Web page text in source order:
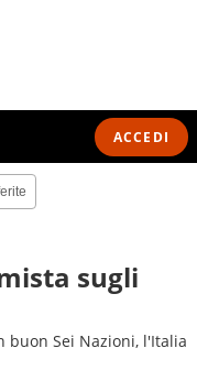
ACCEDI
sugli
buon Sei Nazioni, l'Italia